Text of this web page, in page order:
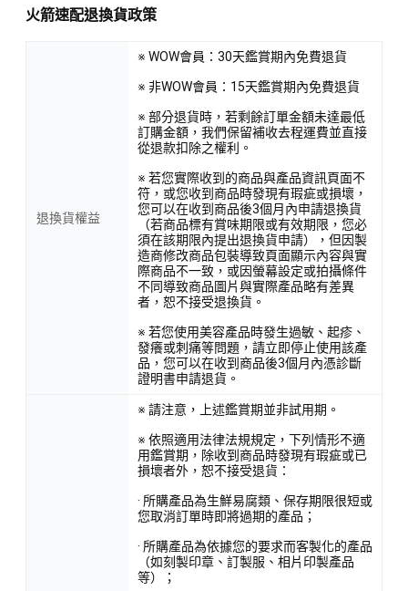
火箭速配退換貨政策
退換貨權益
※ WOW會員：30天鑑賞期內免費退貨
※ 非WOW會員：15天鑑賞期內免費退貨
※ 部分退貨時，若剩餘訂單金額未達最低
訂購金額，我們保留補收去程運費並直接
從退款扣除之權利。
※ 若您實際收到的商品與產品資訊頁面不
符，或您收到商品時發現有瑕疵或損壞，
您可以在收到商品後3個月內申請退換貨
（若商品標有賞味期限或有效期限，您必
須在該期限內提出退換貨申請），但因製
造商修改商品包裝導致頁面顯示內容與實
際商品不一致，或因螢幕設定或拍攝條件
不同導致商品圖片與實際產品略有差異
者，恕不接受退換貨。
※ 若您使用美容產品時發生過敏、起疹、
發癢或刺痛等問題，請立即停止使用該產
品，您可以在收到商品後3個月內憑診斷
證明書申請退貨。
※ 請注意，上述鑑賞期並非試用期。
※ 依照適用法律法規規定，下列情形不適
用鑑賞期，除收到商品時發現有瑕疵或已
損壞者外，恕不接受退貨：
· 所購產品為生鮮易腐類、保存期限很短或
您取消訂單時即將過期的產品；
· 所購產品為依據您的要求而客製化的產品
（如刻製印章、訂製服、相片印製產品
等）；